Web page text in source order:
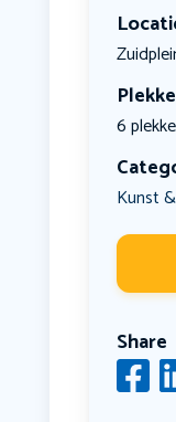
6
Kunst
Share